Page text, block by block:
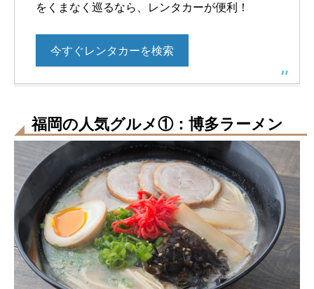
をくまなく巡るなら、レンタカーが便利！
今すぐレンタカーを検索
福岡の人気グルメ①：博多ラーメン